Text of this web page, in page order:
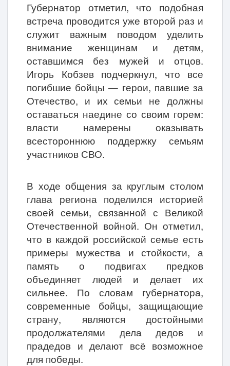
Губернатор отметил, что подобная
встреча проводится уже второй раз и
служит важным поводом уделить
внимание женщинам и детям,
оставшимся без мужей и отцов.
Игорь Кобзев подчеркнул, что все
погибшие бойцы — герои, павшие за
Отечество, и их семьи не должны
оставаться наедине со своим горем:
власти намерены оказывать
всестороннюю поддержку семьям
участников СВО.
В ходе общения за круглым столом
глава региона поделился историей
своей семьи, связанной с Великой
Отечественной войной. Он отметил,
что в каждой российской семье есть
примеры мужества и стойкости, а
память о подвигах предков
объединяет людей и делает их
сильнее. По словам губернатора,
современные бойцы, защищающие
страну, являются достойными
продолжателями дела дедов и
прадедов и делают всё возможное
для победы.